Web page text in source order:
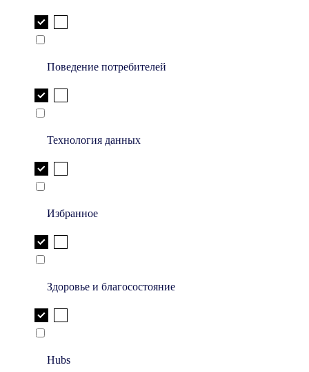
Поведение потребителей
Технология данных
Избранное
Здоровье и благосостояние
Hubs